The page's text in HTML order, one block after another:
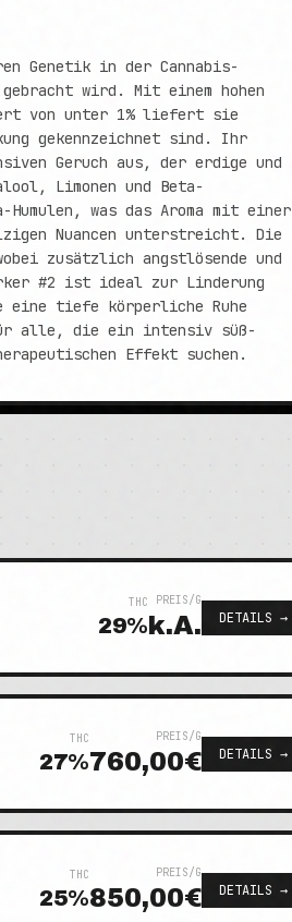
Genetik in der Cannabis-
gebracht wird. Mit einem hohen
von unter 1% liefert sie
gekennzeichnet sind. Ihr
Geruch aus, der erdige und
Limonen und Beta-
was das Aroma mit einer
Nuancen unterstreicht. Die
zusätzlich angstlösende und
#2 ist ideal zur Linderung
eine tiefe körperliche Ruhe
alle, die ein intensiv süß-
Effekt suchen.
THC
29%
PREIS/G
k.A. DETAILS →
THC
27%
PREIS/G
760,00€ DETAILS →
THC
25%
PREIS/G
850,00€ DETAILS →